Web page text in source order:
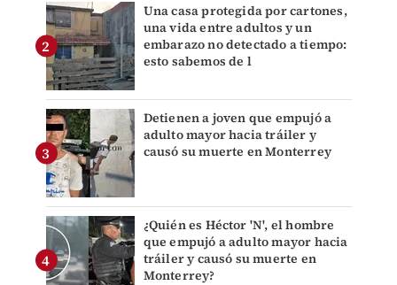
Una casa protegida por cartones,
una vida entre adultos y un
embarazo no detectado a tiempo:
esto sabemos de l
Detienen a joven que empujó a
adulto mayor hacia tráiler y
causó su muerte en Monterrey
¿Quién es Héctor 'N', el hombre
que empujó a adulto mayor hacia
tráiler y causó su muerte en
Monterrey?